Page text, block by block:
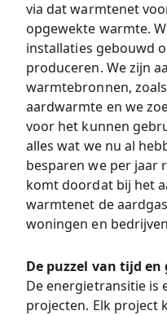
via dat warmtenet
opgewekte warmte.
installaties gebouwd
produceren. We zijn
warmtebronnen,
aardwarmte en we
voor het kunnen
alles wat we nu al
besparen we per jaar
komt doordat bij het
warmtenet de
woningen en
De puzzel van tijd en
De energietransitie is
projecten. Elk project